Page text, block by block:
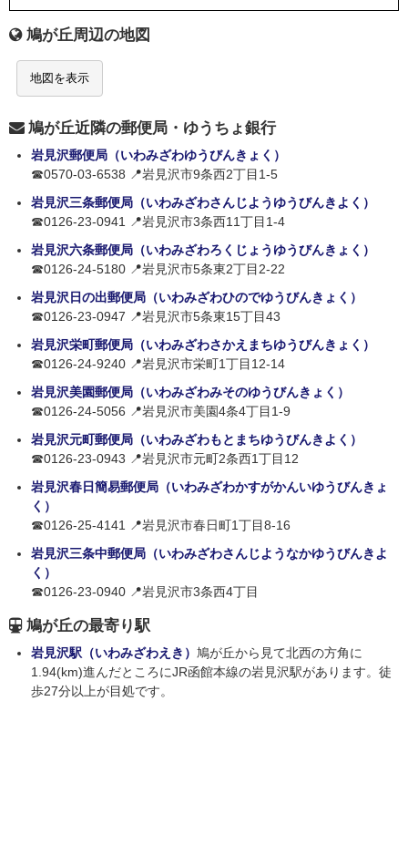
鳩が丘周辺の地図
地図を表示
鳩が丘近隣の郵便局・ゆうちょ銀行
岩見沢郵便局（いわみざわゆうびんきょく）
☎0570-03-6538 📍岩見沢市9条西2丁目1-5
岩見沢三条郵便局（いわみざわさんじようゆうびんきよく）
☎0126-23-0941 📍岩見沢市3条西11丁目1-4
岩見沢六条郵便局（いわみざわろくじょうゆうびんきょく）
☎0126-24-5180 📍岩見沢市5条東2丁目2-22
岩見沢日の出郵便局（いわみざわひのでゆうびんきょく）
☎0126-23-0947 📍岩見沢市5条東15丁目43
岩見沢栄町郵便局（いわみざわさかえまちゆうびんきょく）
☎0126-24-9240 📍岩見沢市栄町1丁目12-14
岩見沢美園郵便局（いわみざわみそのゆうびんきょく）
☎0126-24-5056 📍岩見沢市美園4条4丁目1-9
岩見沢元町郵便局（いわみざわもとまちゆうびんきよく）
☎0126-23-0943 📍岩見沢市元町2条西1丁目12
岩見沢春日簡易郵便局（いわみざわかすがかんいゆうびんきょ
く）
☎0126-25-4141 📍岩見沢市春日町1丁目8-16
岩見沢三条中郵便局（いわみざわさんじようなかゆうびんきよ
く）
☎0126-23-0940 📍岩見沢市3条西4丁目
鳩が丘の最寄り駅
岩見沢駅（いわみざわえき） 鳩が丘から見て北西の方角に
1.94(km)進んだところにJR函館本線の岩見沢駅があります。徒
歩27分以上が目処です。